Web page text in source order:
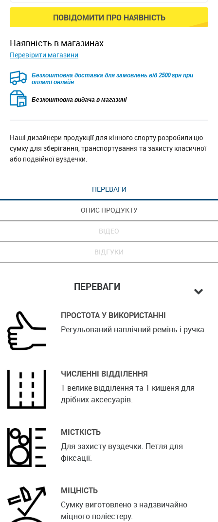
ПОВІДОМИТИ ПРО НАЯВНІСТЬ
наявність в магазинах
Перевірити магазини
Безкоштовна доставка для замовлень від 2500 грн при
оплаті онлайн
Безкоштовна видача в магазині
Наші дизайнери продукції для кінного спорту розробили цю
сумку для зберігання, транспортування та захисту класичної
або подвійної вуздечки.
ПЕРЕВАГИ
ОПИС ПРОДУКТУ
ВІДЕО
ВІДГУКИ
ПЕРЕВАГИ
ПРОСТОТА У ВИКОРИСТАННІ
Регульований наплічний ремінь і ручка.
ЧИСЛЕННІ ВІДДІЛЕННЯ
1 велике відділення та 1 кишеня для
дрібних аксесуарів.
МІСТКІСТЬ
Для захисту вуздечки. Петля для
фіксації.
МІЦНІСТЬ
Сумку виготовлено з надзвичайно
міцного поліестеру.